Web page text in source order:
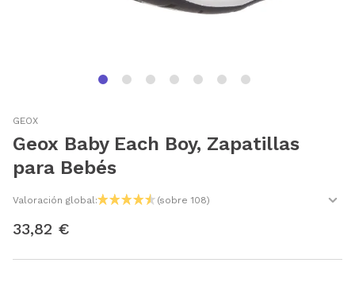
GEOX
Geox Baby Each Boy, Zapatillas
para Bebés
Valoración global: (sobre 108)
33,82 €